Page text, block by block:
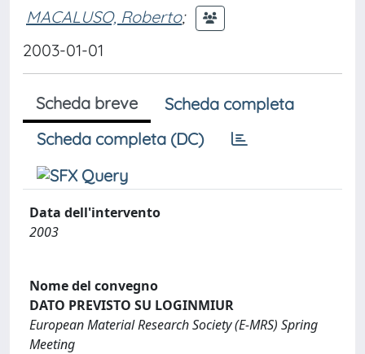
MACALUSO, Roberto;
2003-01-01
Scheda breve
Scheda completa
Scheda completa (DC)
Data dell'intervento
2003
Nome del convegno
DATO PREVISTO SU LOGINMIUR
European Material Research Society (E-MRS) Spring
Meeting